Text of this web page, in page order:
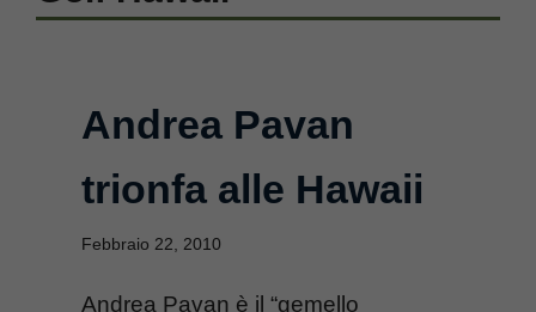
Andrea Pavan
trionfa alle Hawaii
Febbraio 22, 2010
Andrea Pavan è il “gemello